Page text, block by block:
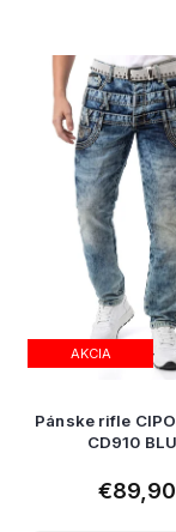
AKCIA
Pánske rifle
CD910
€89,90